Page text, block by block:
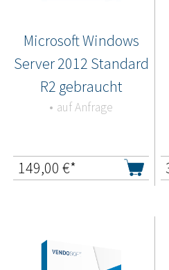
Microsoft Windows
Server 2012 Standard
R2 gebraucht
auf Anfrage
149,00 €*